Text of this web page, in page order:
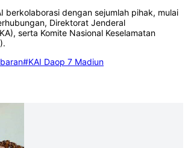
berkolaborasi dengan sejumlah pihak, mulai
Direktorat Jenderal
serta Komite Nasional Keselamatan
#KAI Daop 7 Madiun